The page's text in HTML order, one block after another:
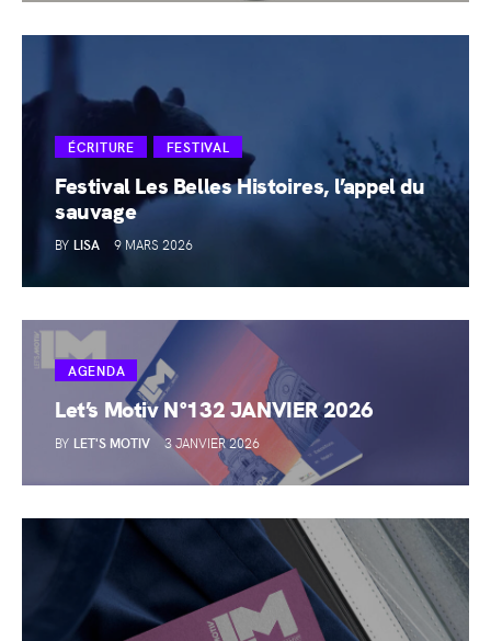
ÉCRITURE FESTIVAL
Festival Les Belles Histoires, l’appel du
sauvage
BY LISA 9 MARS 2026
AGENDA
Let’s Motiv N°132 JANVIER 2026
BY LET'S MOTIV 3 JANVIER 2026